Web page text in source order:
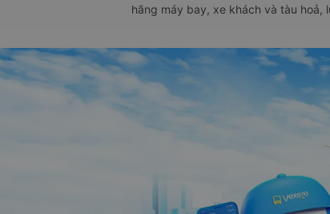
hãng máy bay, xe khách và tàu hoả,